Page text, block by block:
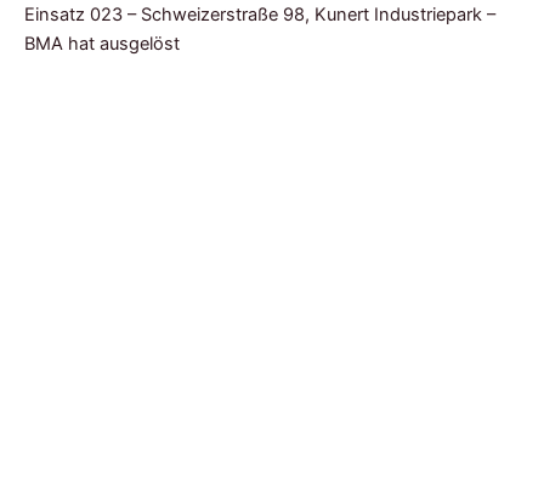
Einsatz 023 – Schweizerstraße 98, Kunert Industriepark –
BMA hat ausgelöst